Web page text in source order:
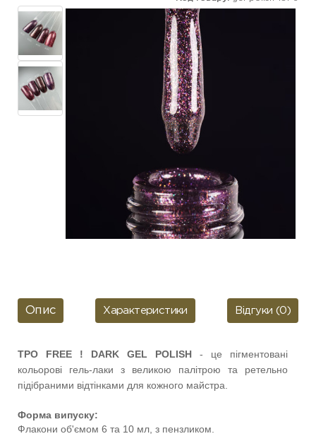
Опис Характеристики Відгуки (0)
TPO FREE ! DARK GEL POLISH
- це пігментовані
кольорові гель-лаки з великою палітрою та ретельно
підібраними відтінками для кожного майстра.
Форма випуску:
Флакони об'ємом 6 та 10 мл, з пензликом.